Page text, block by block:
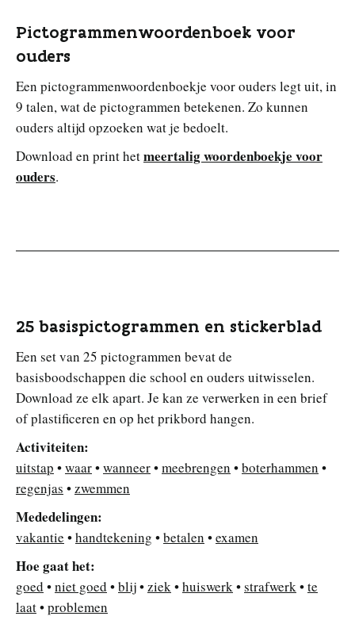
Pictogrammenwoordenboek voor
ouders
Een pictogrammenwoordenboekje voor ouders legt uit, in
9 talen, wat de pictogrammen betekenen. Zo kunnen
ouders altijd opzoeken wat je bedoelt.
Download en print hetmeertalig woordenboekje voor
ouders.
25 basispictogrammen en stickerblad
Een set van 25 pictogrammen bevat de
basisboodschappen die school en ouders uitwisselen.
Download ze elk apart. Je kan ze verwerken in een brief
of plastificeren en op het prikbord hangen.
Activiteiten:
uitstap •waar•wanneer•meebrengen •boterhammen •
regenjas •zwemmen
Mededelingen:
vakantie •handtekening •betalen •examen
Hoe gaat het:
goed •niet goed •blij•ziek•huiswerk•strafwerk•te
laat•problemen